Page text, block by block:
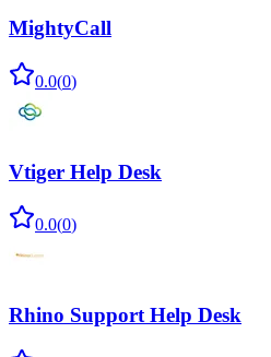
MightyCall
0.0(0)
Vtiger Help Desk
0.0(0)
Rhino Support Help Desk